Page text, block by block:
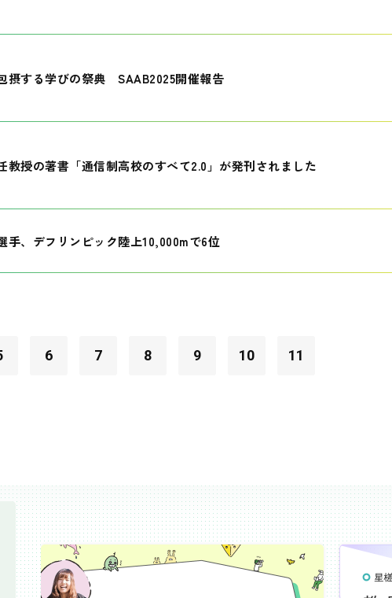
摂する学びの祭典 SAAB2025開催報告
教授の著書「通信制高校のすべて2.0」が発刊されました
手、デフリンピック陸上10,000mで6位
6 7 8 9 10 11